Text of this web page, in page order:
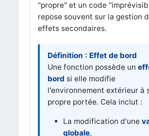
"propre" et un code
repose souvent sur la gestion
effets secondaires.
Définition : Effet de bord
Une fonction possède un
bord si elle modifie
l'environnement extérieur à
propre portée. Cela inclut :
La modification d'une
globale.